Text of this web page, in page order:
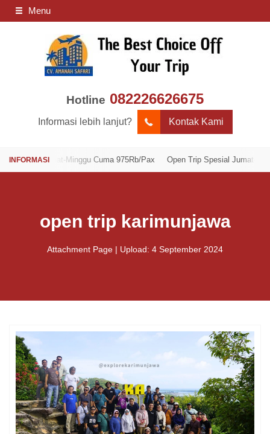
Menu
Hotline 082226626675
Informasi lebih lanjut? Kontak Kami
Jumat-Minggu Cuma 975Rb/Pax Open Trip Spesial Jumat-Minggu
open trip karimunjawa
Attachment Page | Upload: 4 September 2024